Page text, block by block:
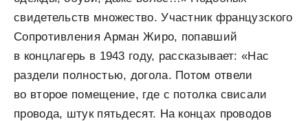
свидетельств множество. Участник французского
Сопротивления Арман Жиро, попавший
в концлагерь в 1943 году, рассказывает: «Нас
раздели полностью, догола. Потом отвели
во второе помещение, где с потолка свисали
провода, штук пятьдесят. На концах проводов